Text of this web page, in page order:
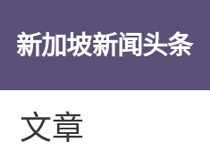
新加坡新闻头条
文章